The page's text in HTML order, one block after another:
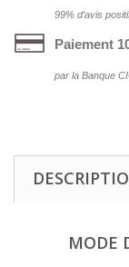
99% d‘avis
Paiement
par la Banque
MODE